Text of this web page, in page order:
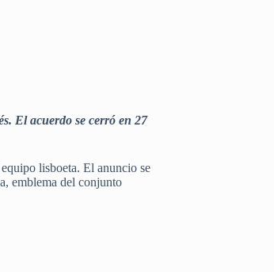
El acuerdo se cerró en 27
lisboeta. El anuncio se
emblema del conjunto